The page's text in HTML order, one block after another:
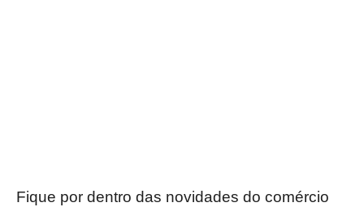
Fique por dentro das novidades do comércio